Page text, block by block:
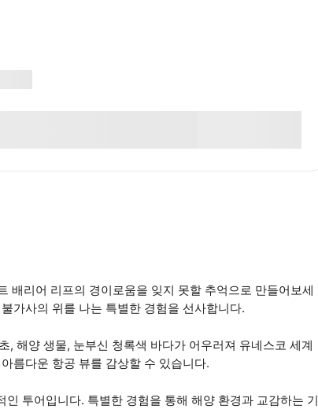
리어 리프의 경이로움을 잊지 못할 추억으로 만들어보세
가사의 위를 나는 특별한 경험을 선사합니다.
해양 생물, 눈부신 청록색 바다가 어우러져 유네스코 세계
름다운 항공 뷰를 감상할 수 있습니다.
투어입니다. 특별한 경험을 통해 해양 환경과 교감하는 기